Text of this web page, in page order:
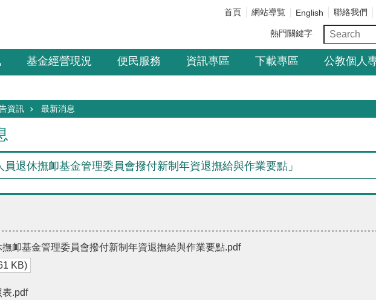
首頁 網站導覧 English 聯絡我們
熱門關鍵字
基金經營現況 便民服務 資訊專區 下載專區 公教個人
資訊 最新消息
員退休撫卹基金管理委員會撥付新制年資退撫給與作業要點」
卹基金管理委員會撥付新制年資退撫給與作業要點.pdf
KB)
表.pdf